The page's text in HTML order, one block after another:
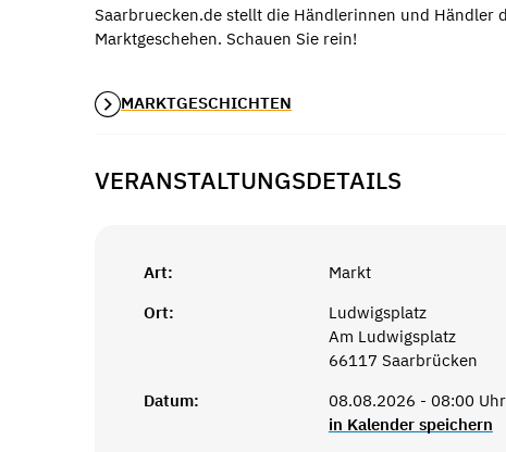
Saarbruecken.de stellt die Händlerinnen und Händler
Marktgeschehen. Schauen Sie rein!
MARKTGESCHICHTEN
VERANSTALTUNGSDETAILS
Art:
Markt
Ort:
Ludwigsplatz
Am Ludwigsplatz
66117 Saarbrücken
Datum:
08.08.2026 - 08:00
in Kalender speichern